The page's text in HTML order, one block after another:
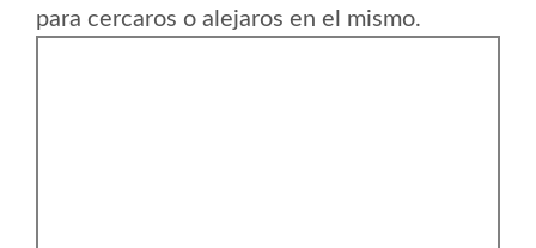
para cercaros o alejaros en el mismo.